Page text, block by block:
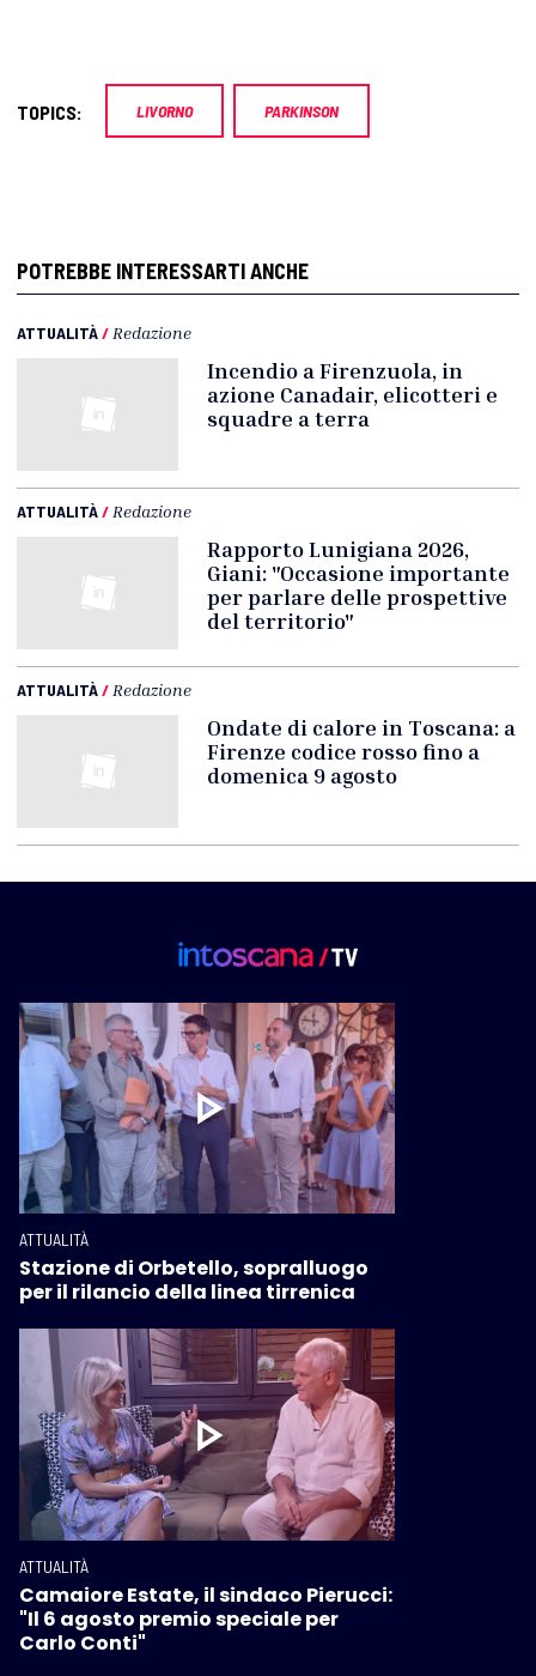
TOPICS: LIVORNO PARKINSON
POTREBBE INTERESSARTI ANCHE
ATTUALITÀ/ Redazione
Incendio a Firenzuola, in
azione Canadair, elicotteri e
squadre a terra
ATTUALITÀ/ Redazione
Rapporto Lunigiana 2026,
Giani: "Occasione importante
per parlare delle prospettive
del territorio"
ATTUALITÀ/ Redazione
Ondate di calore in Toscana: a
Firenze codice rosso fino a
domenica 9 agosto
ATTUALITÀ
Stazione di Orbetello, sopralluogo
per il rilancio della linea tirrenica
ATTUALITÀ
Camaiore Estate, il sindaco Pierucci:
"Il 6 agosto premio speciale per
Carlo Conti"